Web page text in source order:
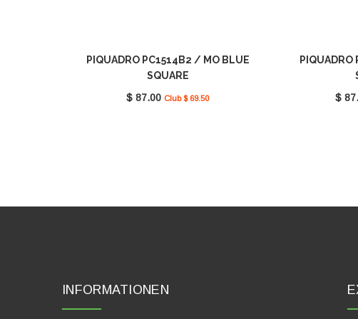
PIQUADRO PC1514B2 / MO BLUE
SQUARE
$ 87.00 Club $ 69.50
$
INFORMATIONEN